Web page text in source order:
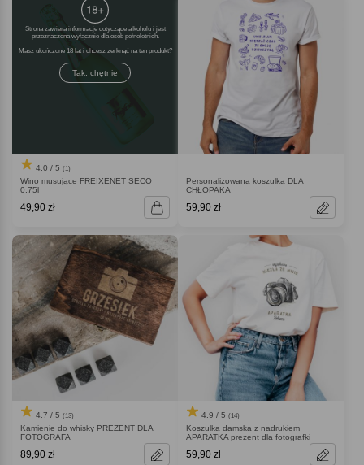
Strona zawiera informacje dotyczące alkoholu i jest
przeznaczona wyłącznie dla osób pełnoletnich.
Masz ukończone 18 lat i chcesz zerknąć na ten produkt
Tak, chętnie
4.0 / 5 (1)
Wino musujące FREIXENET SECO
0,75l
49,90 zł
Personalizowana koszulka DLA
CHŁOPAKA
59,90 zł
4.7 / 5 (13)
Kamienie do whisky PREZENT DLA
FOTOGRAFA
89,90 zł
4.9 / 5 (14)
Koszulka damska z nadrukiem
APARATKA prezent dla fotografki
59,90 zł